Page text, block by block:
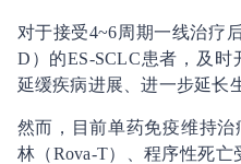
对于接受4~6周期一线治疗
D）的ES-SCLC患者，及
延缓疾病进展、进一步延长
然而，目前单药免疫维持
林（Rova-T）、程序性死